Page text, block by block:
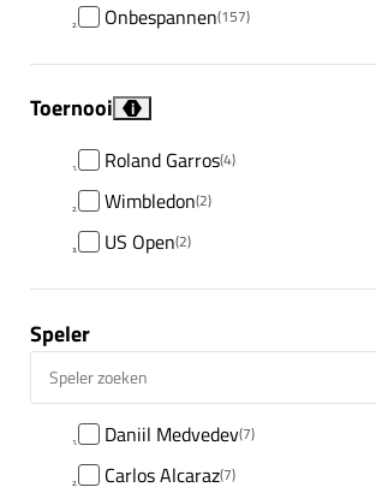
Onbespannen(157)
Toernooi i
Roland Garros(4)
Wimbledon(2)
US Open(2)
Speler
Speler zoeken
Daniil Medvedev(7)
Carlos Alcaraz(7)